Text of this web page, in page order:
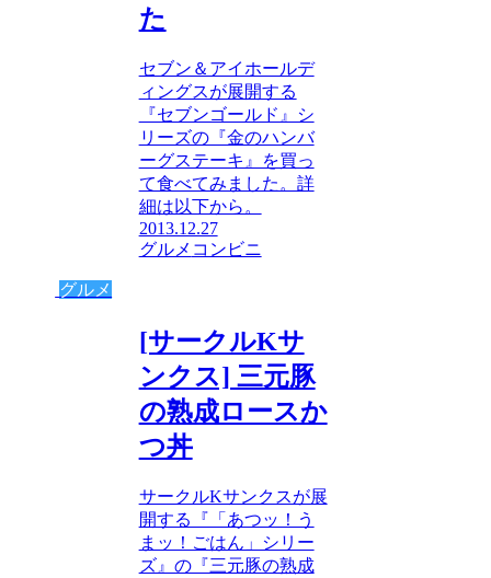
た
セブン＆アイホールデ
ィングスが展開する
『セブンゴールド』シ
リーズの『金のハンバ
ーグステーキ』を買っ
て食べてみました。詳
細は以下から。
2013.12.27
グルメ コンビニ
グルメ
[サークルKサ
ンクス] 三元豚
の熟成ロースか
つ丼
サークルKサンクスが展
開する『「あつッ！う
まッ！ごはん」シリー
ズ』の『三元豚の熟成